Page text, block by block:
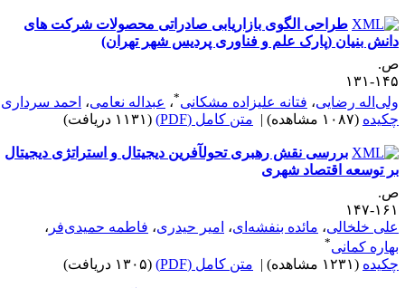
طراحی الگوی بازاریابی صادراتی محصولات شرکت های
بنیان (پارک علم و فناوری پردیس شهر تهران)
۱۳۱
رضایی، فتانه علیزاده مشکانی ،عبداله نعامی، احمد سرداری
(۱۰۸۷ مشاهده) | متن کامل (PDF) (۱۱۳۱ دریافت)
بررسی نقش رهبری تحول‎آفرین دیجیتال و استراتژی دیجیتال
توسعه اقتصاد شهری
۱۴۷
خلخالی، مائده بنفشه‌ای ،امیر حیدری ،فاطمه حمیدی‌فر،
کمانی
(۱۲۳۱ مشاهده) | متن کامل (PDF) (۱۳۰۵ دریافت)